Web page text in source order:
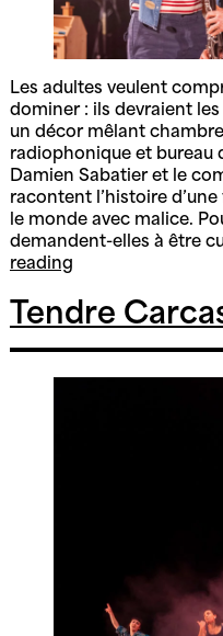
Les adultes veulent
dominer : ils devraient
un décor mêlant
radiophonique et bureau
Damien Sabatier et le
racontent l’histoire
le monde avec malice.
demandent-elles à être
readingPetite
Tendre